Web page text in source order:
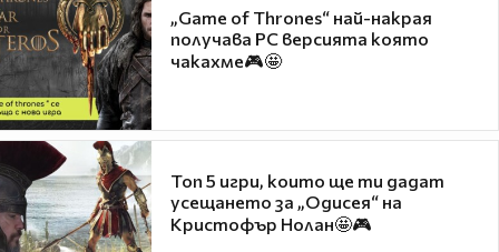
„Game of Thrones“ най-накрая
получава PC версията която
чакахме🎮🤩
Топ 5 игри, които ще ти дадат
усещането за „Одисея“ на
Кристофър Нолан🤩🎮